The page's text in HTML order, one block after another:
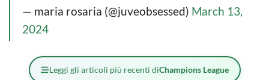
— maria rosaria (@juveobsessed) March 13,
2024
Leggi gli articoli più recenti diChampions League